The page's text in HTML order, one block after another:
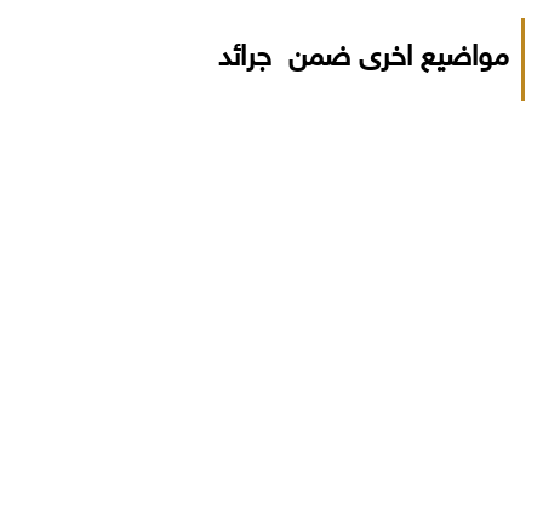
مواضيع اخرى ضمن جرائد